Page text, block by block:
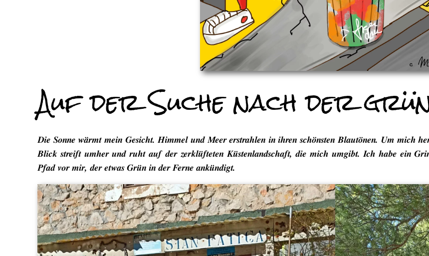
Auf der Suche nach der
Die Sonne wärmt mein Gesicht. Himmel und Meer erstrahlen in ihren schönsten Blautönen. Um mich
Blick streift umher und ruht auf der zerklüfteten Küstenlandschaft, die mich umgibt. Ich habe ein
Pfad vor mir, der etwas Grün in der Ferne ankündigt.